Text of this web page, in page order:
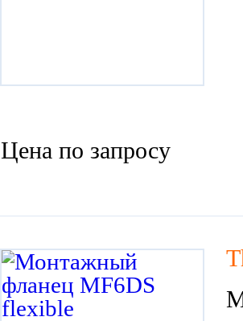
Цена по запросу